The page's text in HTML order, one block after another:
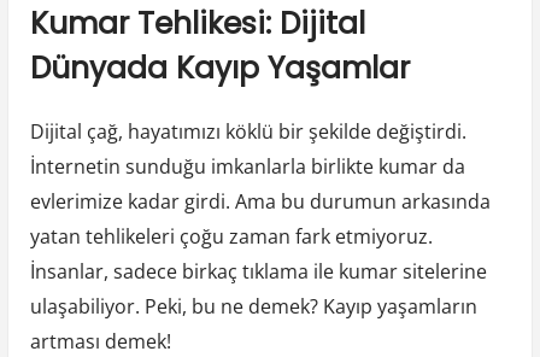
Kumar Tehlikesi: Dijital
Dünyada Kayıp Yaşamlar
Dijital çağ, hayatımızı köklü bir şekilde değiştirdi.
İnternetin sunduğu imkanlarla birlikte kumar da
evlerimize kadar girdi. Ama bu durumun arkasında
yatan tehlikeleri çoğu zaman fark etmiyoruz.
İnsanlar, sadece birkaç tıklama ile kumar sitelerine
ulaşabiliyor. Peki, bu ne demek? Kayıp yaşamların
artması demek!